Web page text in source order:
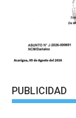
PUBLICIDAD